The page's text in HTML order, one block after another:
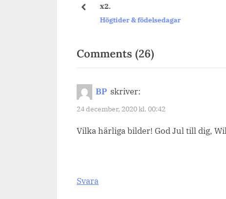
x2.
Högtider & födelsedagar
prev
Comments (26)
“Julafton
jul
BP skriver:
24 december, 2020 kl. 00:42
Vilka härliga bilder! God Jul till dig,
Svara